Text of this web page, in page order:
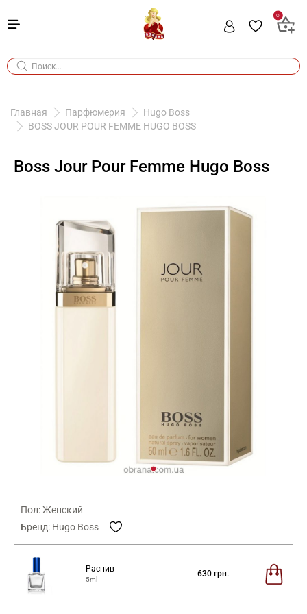
0
Главная Парфюмерия
Hugo Boss
BOSS JOUR POUR FEMME HUGO BOSS
Boss Jour Pour Femme Hugo Boss
Пол: Женский
Бренд: Hugo Boss
Распив
5ml
630 грн.